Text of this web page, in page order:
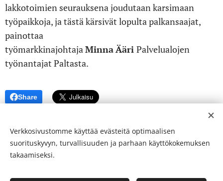
lakkotoimien seurauksena joudutaan karsimaan
työpaikkoja, ja tästä kärsivät lopulta palkansaajat,
painottaa
työmarkkinajohtaja MinnaÄäri Palvelualojen
työnantajat Paltasta.
Share
Verkkosivustomme käyttää evästeitä optimaalisen
suorituskyvyn, turvallisuuden ja parhaan käyttökokemuksen
takaamiseksi.